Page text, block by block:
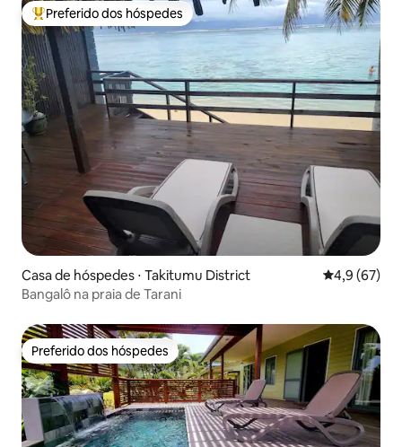
Entre os melhores preferidos dos hóspedes
Preferido dos hóspedes
Casa de hóspedes ⋅ Takitumu District 4,9 de uma
4,9 (67)
Bangalô na praia de Tarani
Preferido dos hóspedes
Preferido dos hóspedes